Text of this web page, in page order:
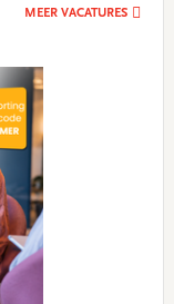
MEER VACATURES